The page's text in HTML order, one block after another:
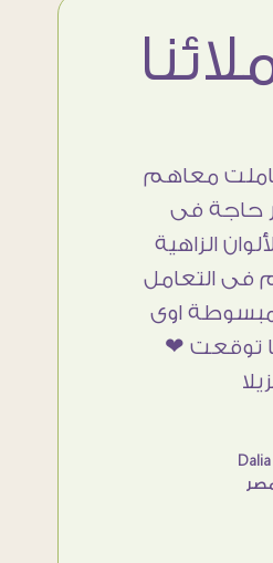
وموقع فوق
اختار التابلوهات
بشكل مطابق جدا
والتغليف
والتقفيل وسرعة
الأمانه مكسب
معاهم
Ahmed Elassi
بورسعيد - مصر